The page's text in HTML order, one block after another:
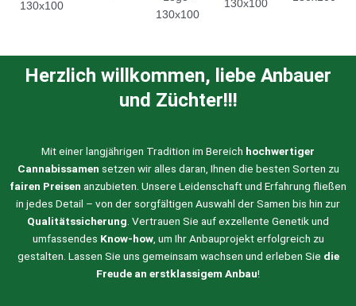
Herzlich willkommen, liebe Anbauer
und Züchter!!!
Mit einer langjährigen Tradition im Bereich hochwertiger
Cannabissamen setzen wir alles daran, Ihnen die besten Sorten zu
fairen Preisen anzubieten. Unsere Leidenschaft und Erfahrung fließen
in jedes Detail – von der sorgfältigen Auswahl der Samen bis hin zur
Qualitätssicherung . Vertrauen Sie auf exzellente Genetik und
umfassendes Know-how, um Ihr Anbauprojekt erfolgreich zu
gestalten. Lassen Sie uns gemeinsam wachsen und erleben Sie die
Freude an erstklassigem Anbau!